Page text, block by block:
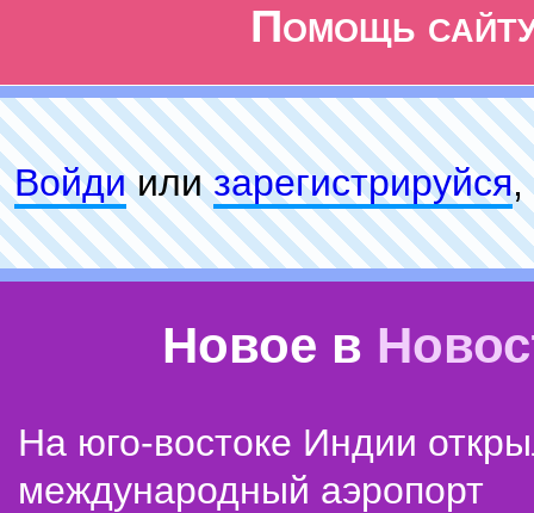
Помощь
Войдиилизарeгиcтpируйся,
Новое в
На юго-востоке Индии
международный аэропорт